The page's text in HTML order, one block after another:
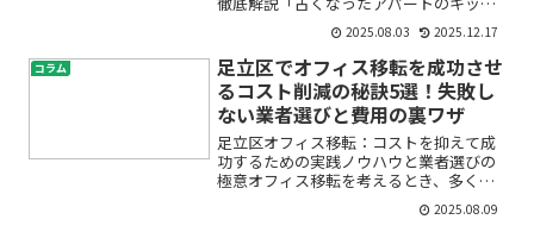
ンをリフォームしたいけれど、どれくら
い費用がかかるの？」「格安でコスパ良
くリフォームできる方法はある？」と悩
んでいませんか？キッチン...
2025.08.03 2025.12.17
コラム
足立区でオフィス移転を成功させ
るコスト削減の秘訣5選！失敗し
ない業者選びと費用の裏ワザ
足立区オフィス移転：コストを抑えて成
功するための実践ノウハウと業者選びの
極意オフィス移転を考えるとき、多くの
方が「どれくらい費用がかかるのか」
「失敗せずに進められるか」「本当にコ
2025.08.09